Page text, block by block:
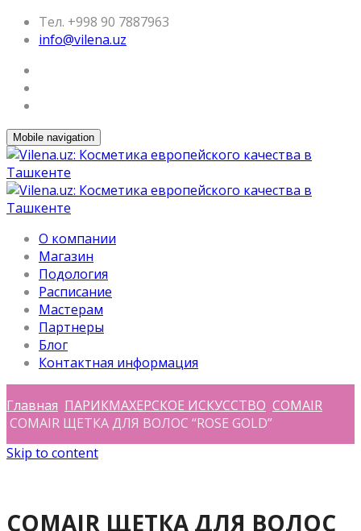
Тел. +998 90 7887963
info@vilena.uz
Mobile navigation
О компании
Магазин
Подология
Расписание
Мастерам
Партнеры
Блог
Контактная информация
Главная ПАРИКМАХЕРСКОЕ ИСКУССТВО COMAIR
COMAIR ЩЕТКА ДЛЯ ВОЛОС “ROSE GOLD”
Skip to content
COMAIR ЩЕТКА ДЛЯ ВОЛОС